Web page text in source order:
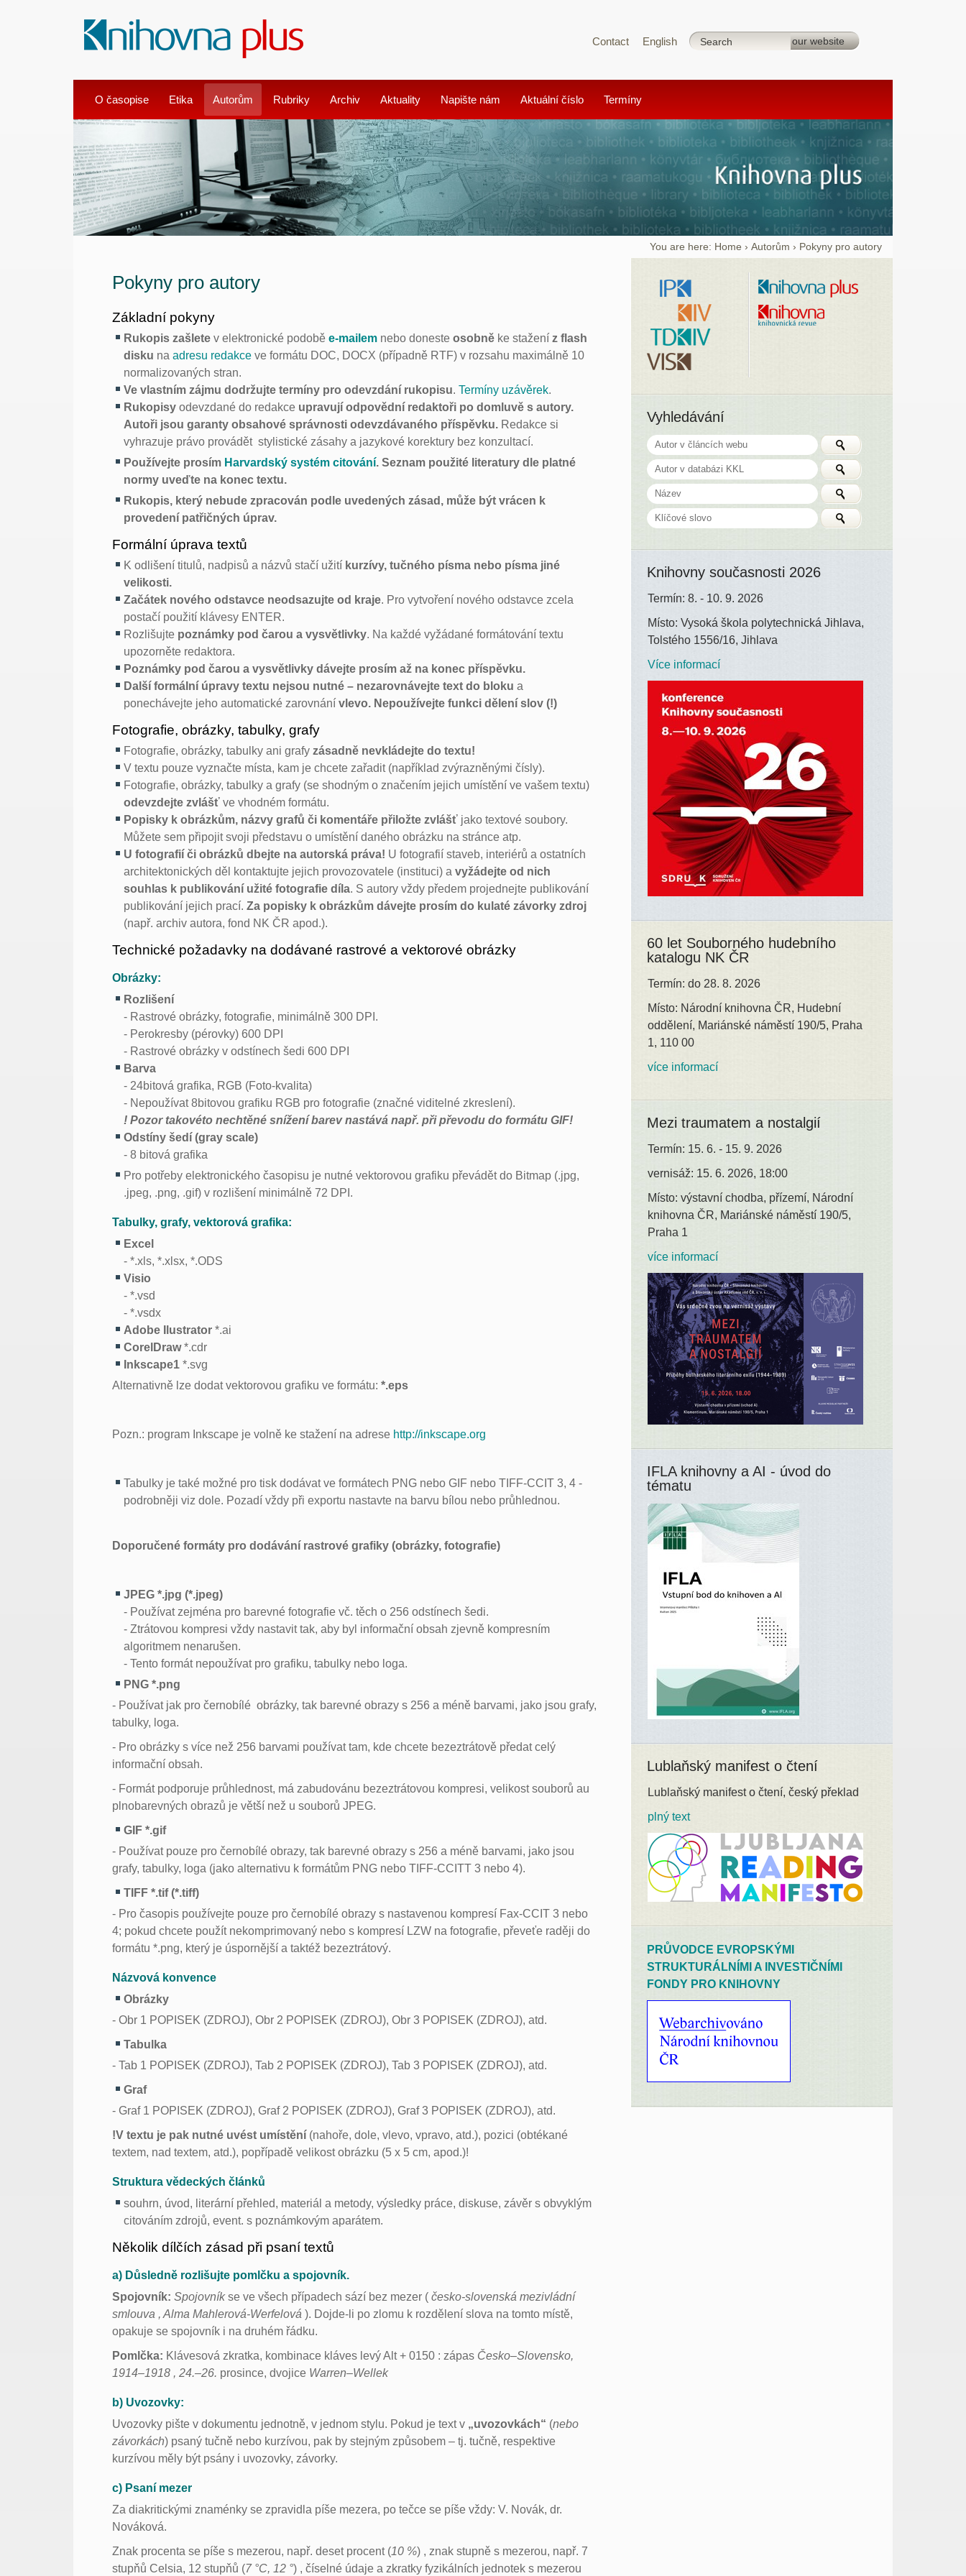
Contact English
O časopise Etika Autorům Rubriky Archiv Aktuality Napište nám Aktuální číslo Termíny
You are here: Home ›Autorům › Pokyny pro autory
Pokyny pro autory
Základní pokyny
Rukopis zašlete v elektronické podoběe-mailem nebo donesteosobně ke staženíz flash
disku naadresu redakce ve formátu DOC, DOCX (případně RTF) v rozsahu maximálně 10
normalizovaných stran.
Ve vlastním zájmu dodržujte termíny pro odevzdání rukopisu.Termíny uzávěrek.
Rukopisy odevzdané do redakce upravují odpovědní redaktoři po domluvě s autory.
Autoři jsou garanty obsahové správnosti odevzdávaného příspěvku. Redakce si
vyhrazuje právo provádět stylistické zásahy a jazykové korektury bez konzultací.
Používejte prosím Harvardský systém citování. Seznam použité literatury dle platné
normy uveďte na konec textu.
Rukopis, který nebude zpracován podle uvedených zásad, může být vrácen k
provedení patřičných úprav.
Formální úprava textů
K odlišení titulů, nadpisů a názvů stačí užití kurzívy, tučného písma nebo písma jiné
velikosti.
Začátek nového odstavce neodsazujte od kraje. Pro vytvoření nového odstavce zcela
postačí použití klávesy ENTER.
Rozlišujte poznámky pod čarou a vysvětlivky. Na každé vyžádané formátování textu
upozorněte redaktora.
Poznámky pod čarou a vysvětlivky dávejte prosím až na konec příspěvku.
Další formální úpravy textu nejsou nutné – nezarovnávejte text do bloku a
ponechávejte jeho automatické zarovnánívlevo. Nepoužívejte funkci dělení slov (!)
Fotografie, obrázky, tabulky, grafy
Fotografie, obrázky, tabulky ani grafyzásadně nevkládejte do textu!
V textu pouze vyznačte místa, kam je chcete zařadit (například zvýrazněnými čísly).
Fotografie, obrázky, tabulky a grafy (se shodným o značením jejich umístění ve vašem textu)
odevzdejte zvlášť ve vhodném formátu.
Popisky k obrázkům, názvy grafů či komentáře přiložte zvlášť jako textové soubory.
Můžete sem připojit svoji představu o umístění daného obrázku na stránce atp.
U fotografií či obrázků dbejte na autorská práva! U fotografií staveb, interiérů a ostatních
architektonických děl kontaktujte jejich provozovatele (instituci) avyžádejte od nich
souhlas k publikování užité fotografie díla. S autory vždy předem projednejte publikování
publikování jejich prací.Za popisky k obrázkům dávejte prosím do kulaté závorky zdroj
(např. archiv autora, fond NK ČR apod.).
Technické požadavky na dodávané rastrové a vektorové obrázky
Obrázky:
Rozlišení
- Rastrové obrázky, fotografie, minimálně 300 DPI.
- Perokresby (pérovky) 600 DPI
- Rastrové obrázky v odstínech šedi 600 DPI
Barva
- 24bitová grafika, RGB (Foto-kvalita)
- Nepoužívat 8bitovou grafiku RGB pro fotografie (značné viditelné zkreslení).
! Pozor takovéto nechtěné snížení barev nastává např. při převodu do formátu GIF!
Odstíny šedí (gray scale)
- 8 bitová grafika
Pro potřeby elektronického časopisu je nutné vektorovou grafiku převádět do Bitmap (.jpg,
.jpeg, .png, .gif) v rozlišení minimálně 72 DPI.
Tabulky, grafy, vektorová grafika:
Excel
- *.xls, *.xlsx, *.ODS
Visio
- *.vsd
- *.vsdx
Adobe Ilustrator *.ai
CorelDraw*.cdr
Inkscape1 *.svg
Alternativně lze dodat vektorovou grafiku ve formátu: *.eps
Pozn.: program Inkscape je volně ke stažení na adrese http://inkscape.org
Tabulky je také možné pro tisk dodávat ve formátech PNG nebo GIF nebo TIFF-CCIT 3, 4 -
podrobněji viz dole. Pozadí vždy při exportu nastavte na barvu bílou nebo průhlednou.
Doporučené formáty pro dodávání rastrové grafiky (obrázky, fotografie)
JPEG *.jpg (*.jpeg)
- Používat zejména pro barevné fotografie vč. těch o 256 odstínech šedi.
- Ztrátovou kompresi vždy nastavit tak, aby byl informační obsah zjevně kompresním
algoritmem nenarušen.
- Tento formát nepoužívat pro grafiku, tabulky nebo loga.
PNG *.png
- Používat jak pro černobílé obrázky, tak barevné obrazy s 256 a méně barvami, jako jsou grafy,
tabulky, loga.
- Pro obrázky s více než 256 barvami používat tam, kde chcete bezeztrátově předat celý
informační obsah.
- Formát podporuje průhlednost, má zabudovánu bezeztrátovou kompresi, velikost souborů au
plnobarevných obrazů je větší než u souborů JPEG.
GIF *.gif
- Používat pouze pro černobílé obrazy, tak barevné obrazy s 256 a méně barvami, jako jsou
grafy, tabulky, loga (jako alternativu k formátům PNG nebo TIFF-CCITT 3 nebo 4).
TIFF *.tif (*.tiff)
- Pro časopis používejte pouze pro černobílé obrazy s nastavenou kompresí Fax-CCIT 3 nebo
4; pokud chcete použít nekomprimovaný nebo s kompresí LZW na fotografie, převeťe raději do
formátu *.png, který je úspornější a taktéž bezeztrátový.
Názvová konvence
Obrázky
- Obr 1 POPISEK (ZDROJ), Obr 2 POPISEK (ZDROJ), Obr 3 POPISEK (ZDROJ), atd.
Tabulka
- Tab 1 POPISEK (ZDROJ), Tab 2 POPISEK (ZDROJ), Tab 3 POPISEK (ZDROJ), atd.
Graf
- Graf 1 POPISEK (ZDROJ), Graf 2 POPISEK (ZDROJ), Graf 3 POPISEK (ZDROJ), atd.
!V textu je pak nutné uvést umístění (nahoře, dole, vlevo, vpravo, atd.), pozici (obtékané
textem, nad textem, atd.), popřípadě velikost obrázku (5 x 5 cm, apod.)!
Struktura vědeckých článků
souhrn, úvod, literární přehled, materiál a metody, výsledky práce, diskuse, závěr s obvyklým
citováním zdrojů, event. s poznámkovým aparátem.
Několik dílčích zásad při psaní textů
a) Důsledně rozlišujte pomlčku a spojovník.
Spojovník: Spojovníkse ve všech případech sází bez mezer (česko-slovenská mezivládní
smlouva , Alma Mahlerová-Werfelová). Dojde-li po zlomu k rozdělení slova na tomto místě,
opakuje se spojovník i na druhém řádku.
Pomlčka: Klávesová zkratka, kombinace kláves levý Alt + 0150 : zápas Česko–Slovensko,
1914–1918 , 24.–26. prosince, dvojice Warren–Wellek
b) Uvozovky:
Uvozovky pište v dokumentu jednotně, v jednom stylu. Pokud je text v „uvozovkách“ (nebo
závorkách) psaný tučně nebo kurzívou, pak by stejným způsobem – tj. tučně, respektive
kurzívou měly být psány i uvozovky, závorky.
c) Psaní mezer
Za diakritickými znaménky se zpravidla píše mezera, po tečce se píše vždy: V. Novák, dr.
Nováková.
Znak procenta se píše s mezerou, např. deset procent (10 %) , znak stupně s mezerou, např. 7
stupňů Celsia, 12 stupňů (7 °C, 12 °) , číselné údaje a zkratky fyzikálních jednotek s mezerou
Vyhledávání
Knihovny současnosti 2026
Termín: 8. - 10. 9. 2026
Místo: Vysoká škola polytechnická Jihlava,
Tolstého 1556/16, Jihlava
Více informací
60 let Souborného hudebního
katalogu NK ČR
Termín: do 28. 8. 2026
Místo: Národní knihovna ČR, Hudební
oddělení, Mariánské náměstí 190/5, Praha
1, 110 00
více informací
Mezi traumatem a nostalgií
Termín: 15. 6. - 15. 9. 2026
vernisáž: 15. 6. 2026, 18:00
Místo: výstavní chodba, přízemí, Národní
knihovna ČR, Mariánské náměstí 190/5,
Praha 1
více informací
IFLA knihovny a AI - úvod do
tématu
Lublaňský manifest o čtení
Lublaňský manifest o čtení, český překlad
plný text
PRŮVODCE EVROPSKÝMI
STRUKTURÁLNÍMI A INVESTIČNÍMI
FONDY PRO KNIHOVNY